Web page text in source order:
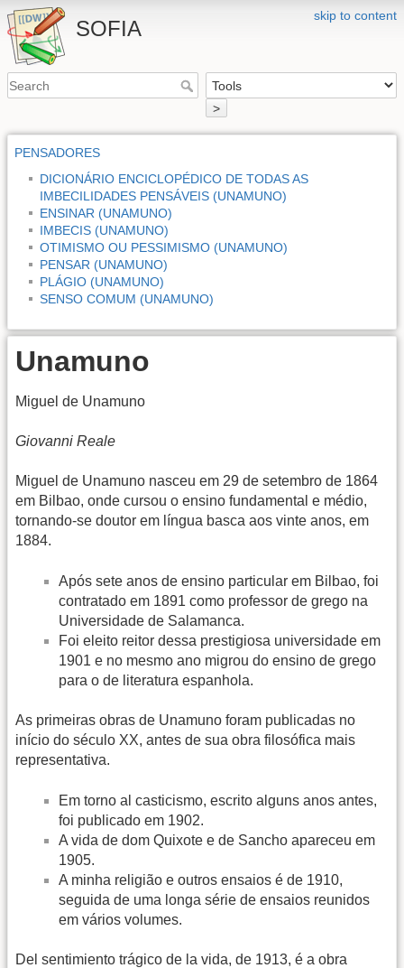
skip to content
SOFIA
>
PENSADORES
DICIONÁRIO ENCICLOPÉDICO DE TODAS AS
IMBECILIDADES PENSÁVEIS (UNAMUNO)
ENSINAR (UNAMUNO)
IMBECIS (UNAMUNO)
OTIMISMO OU PESSIMISMO (UNAMUNO)
PENSAR (UNAMUNO)
PLÁGIO (UNAMUNO)
SENSO COMUM (UNAMUNO)
Unamuno
Miguel de Unamuno
Giovanni Reale
Miguel de Unamuno nasceu em 29 de setembro de 1864
em Bilbao, onde cursou o ensino fundamental e médio,
tornando-se doutor em língua basca aos vinte anos, em
1884.
Após sete anos de ensino particular em Bilbao, foi
contratado em 1891 como professor de grego na
Universidade de Salamanca.
Foi eleito reitor dessa prestigiosa universidade em
1901 e no mesmo ano migrou do ensino de grego
para o de literatura espanhola.
As primeiras obras de Unamuno foram publicadas no
início do século XX, antes de sua obra filosófica mais
representativa.
Em torno al casticismo, escrito alguns anos antes,
foi publicado em 1902.
A vida de dom Quixote e de Sancho apareceu em
1905.
A minha religião e outros ensaios é de 1910,
seguida de uma longa série de ensaios reunidos
em vários volumes.
Del sentimiento trágico de la vida, de 1913, é a obra